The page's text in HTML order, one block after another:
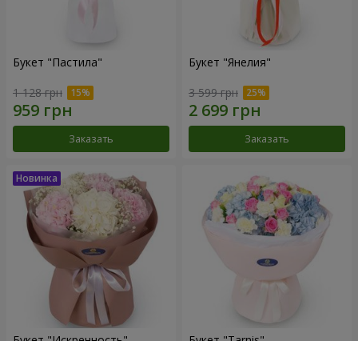
Букет "Пастила"
1 128 грн
Заказать
Букет "Янелия"
3 599 грн
Заказать